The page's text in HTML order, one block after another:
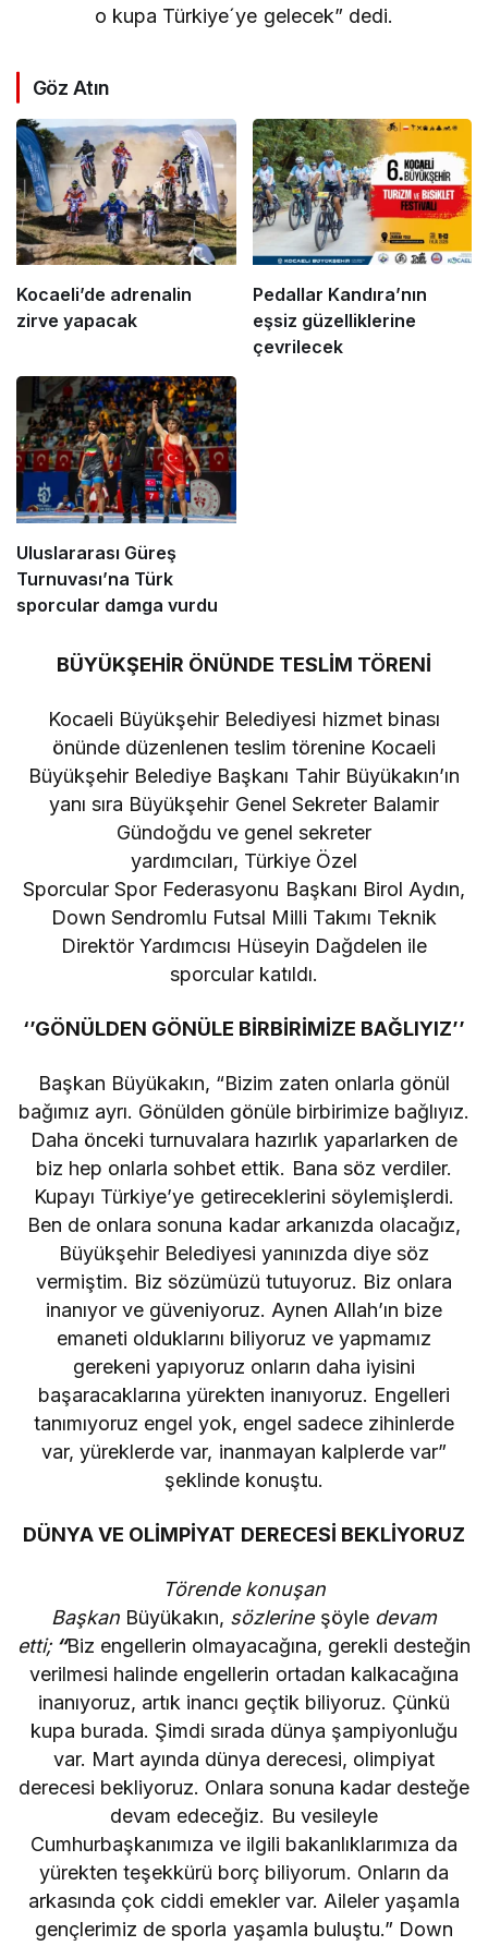
o kupa Türkiye´ye gelecek” dedi.
Göz Atın
Kocaeli’de adrenalin
zirve yapacak
Pedallar Kandıra’nın
eşsiz güzelliklerine
çevrilecek
Uluslararası Güreş
Turnuvası’na Türk
sporcular damga vurdu
BÜYÜKŞEHİR ÖNÜNDE TESLİM TÖRENİ
Kocaeli Büyükşehir Belediyesi hizmet binası
önünde düzenlenen teslim törenine Kocaeli
Büyükşehir Belediye Başkanı Tahir Büyükakın’ın
yanı sıra Büyükşehir Genel Sekreter Balamir
Gündoğdu ve genel sekreter
yardımcıları, Türkiye Özel
Sporcular Spor Federasyonu Başkanı Birol Aydın,
Down Sendromlu Futsal Milli Takımı Teknik
Direktör Yardımcısı Hüseyin Dağdelen ile
sporcular katıldı.
‘’GÖNÜLDEN GÖNÜLE BİRBİRİMİZE BAĞLIYIZ’’
Başkan Büyükakın, “Bizim zaten onlarla gönül
bağımız ayrı. Gönülden gönüle birbirimize bağlıyız.
Daha önceki turnuvalara hazırlık yaparlarken de
biz hep onlarla sohbet ettik. Bana söz verdiler.
Kupayı Türkiye’ye getireceklerini söylemişlerdi.
Ben de onlara sonuna kadar arkanızda olacağız,
Büyükşehir Belediyesi yanınızda diye söz
vermiştim. Biz sözümüzü tutuyoruz. Biz onlara
inanıyor ve güveniyoruz. Aynen Allah’ın bize
emaneti olduklarını biliyoruz ve yapmamız
gerekeni yapıyoruz onların daha iyisini
başaracaklarına yürekten inanıyoruz. Engelleri
tanımıyoruz engel yok, engel sadece zihinlerde
var, yüreklerde var, inanmayan kalplerde var”
şeklinde konuştu.
DÜNYA VE OLİMPİYAT DERECESİ BEKLİYORUZ
Törende konuşan
Başkan Büyükakın, sözlerineşöyledevam
etti;“Biz engellerin olmayacağına, gerekli desteğin
verilmesi halinde engellerin ortadan kalkacağına
inanıyoruz, artık inancı geçtik biliyoruz. Çünkü
kupa burada. Şimdi sırada dünya şampiyonluğu
var. Mart ayında dünya derecesi, olimpiyat
derecesi bekliyoruz. Onlara sonuna kadar desteğe
devam edeceğiz. Bu vesileyle
Cumhurbaşkanımıza ve ilgili bakanlıklarımıza da
yürekten teşekkürü borç biliyorum. Onların da
arkasında çok ciddi emekler var. Aileler yaşamla
gençlerimiz de sporla yaşamla buluştu.” Down